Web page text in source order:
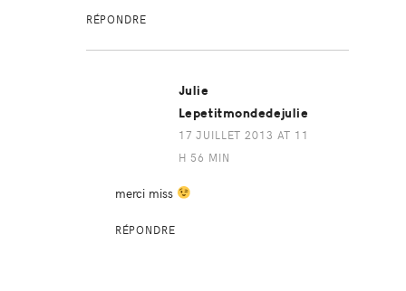
RÉPONDRE
Julie
Lepetitmondedejulie
17 JUILLET 2013 AT 11
H 56 MIN
merci miss
RÉPONDRE